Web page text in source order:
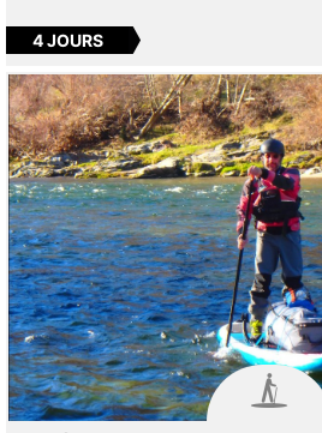
4 JOURS
